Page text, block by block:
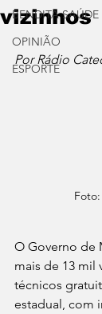
BENDITA SAÚDE
OPINIÃO
ESPORTE
vizinhos
Por Rádio
O Governo de
mais de 13 mil
técnicos
estadual, com